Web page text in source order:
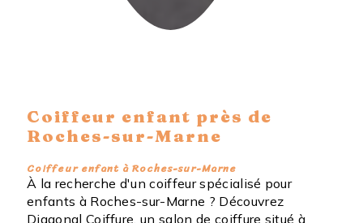
Coiffeur enfant près de
Roches-sur-Marne
Coiffeur enfant à Roches-sur-Marne
À la recherche d'un coiffeur spécialisé pour
enfants à Roches-sur-Marne ? Découvrez
Diagonal Coiffure, un salon de coiffure situé à